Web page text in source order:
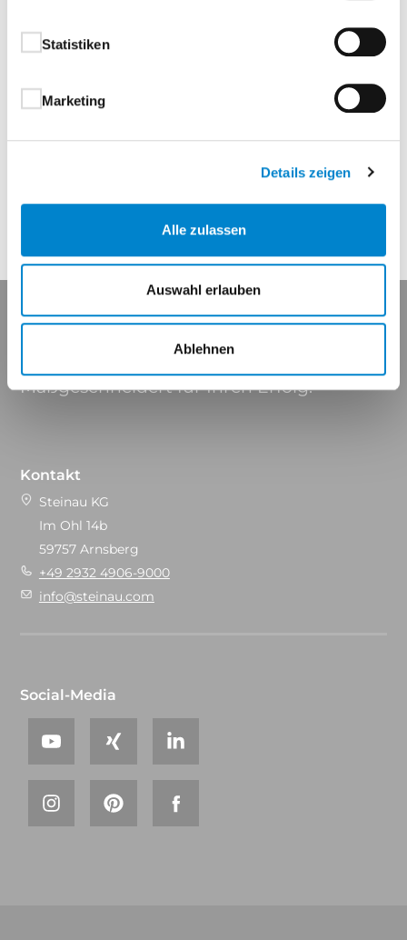
Statistiken
Marketing
Details zeigen
Alle zulassen
Auswahl erlauben
Ablehnen
Neu:
unterschiedlichen Breiten erhältlich. Dadurch ist ein
Einbausituationen möglich.
Maßgeschneidert für Ihren Erfolg.
Kontakt
Steinau KG
Im Ohl 14b
59757 Arnsberg
+49 2932 4906-9000
info@steinau.com
Social-Media